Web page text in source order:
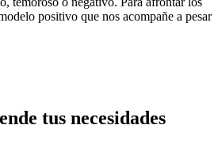
positivo que nos acompañe a pesar
tus necesidades